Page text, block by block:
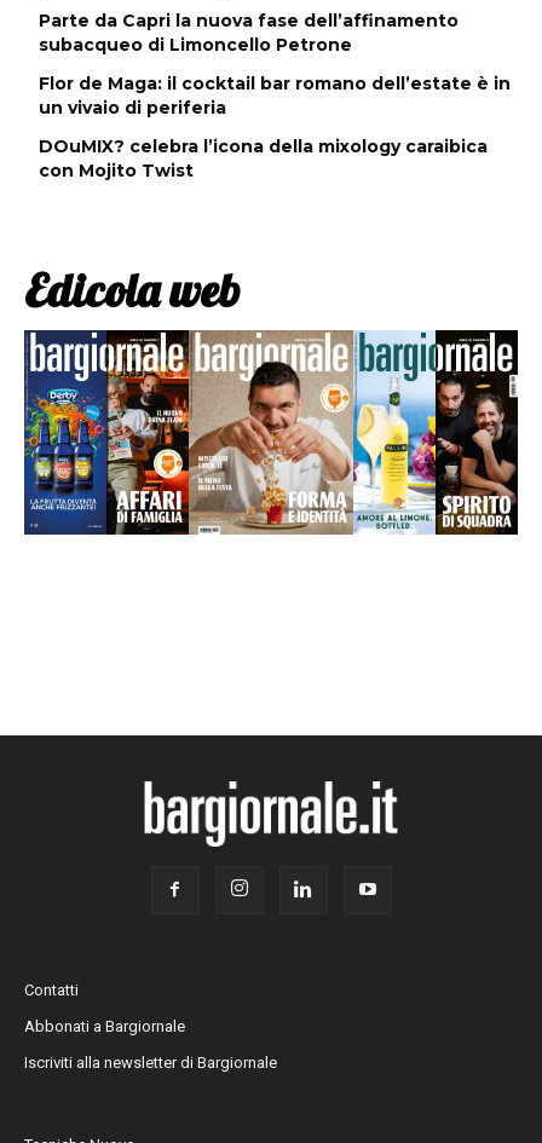
Parte da Capri la nuova fase dell’affinamento
subacqueo di Limoncello Petrone
Flor de Maga: il cocktail bar romano dell’estate è in
un vivaio di periferia
DOuMIX? celebra l’icona della mixology caraibica
con Mojito Twist
Edicola web
Contatti
Abbonati a Bargiornale
Iscriviti alla newsletter di Bargiornale